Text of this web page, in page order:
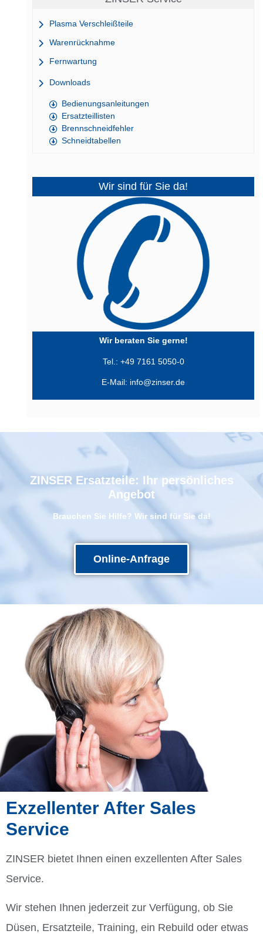
Plasma Verschleißteile
Warenrücknahme
Fernwartung
Downloads
Bedienungsanleitungen
Ersatzteillisten
Brennschneidfehler
Schneidtabellen
Wir sind für Sie da!
Wir beraten Sie gerne!
Tel.: +49 7161 5050-0
E-Mail: info@zinser.de
ZINSER Ersatzteile: Ihr persönliches
Angebot
Brauchen Sie Hilfe? Wir sind für Sie da!
Online-Anfrage
Exzellenter After Sales
Service
ZINSER bietet Ihnen einen exzellenten After Sales
Service.
Wir stehen Ihnen jederzeit zur Verfügung, ob Sie
Düsen, Ersatzteile, Training, ein Rebuild oder etwas